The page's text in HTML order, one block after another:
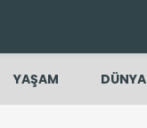
YAŞAM DÜNYA